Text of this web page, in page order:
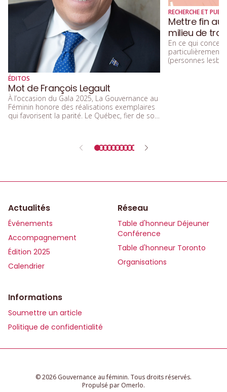
ÉDITOS
Mot de François Legault
À l’occasion du Gala 2025, La Gouvernance au
Féminin honore des réalisations exemplaires
qui favorisent la parité. Le Québec, fier de son
RECHERCHE ET
Mettre fin au
milieu de
En ce qui
particulièrement
(personnes
Actualités
Événements
Accompagnement
Édition 2025
Calendrier
Réseau
Table d'honneur Déjeuner
Conférence
Table d'honneur Toronto
Organisations
Informations
Soumettre un article
Politique de confidentialité
© 2026 Gouvernance au féminin. Tous droits réservés.
Propulsé par Omerlo.